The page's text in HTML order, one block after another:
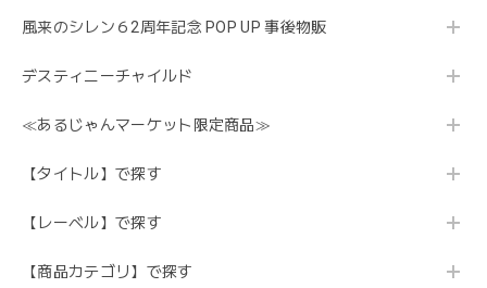
風来のシレン６2周年記念 POP UP 事後物販
デスティニーチャイルド
≪あるじゃんマーケット限定商品≫
【タイトル】で探す
【レーベル】で探す
【商品カテゴリ】で探す